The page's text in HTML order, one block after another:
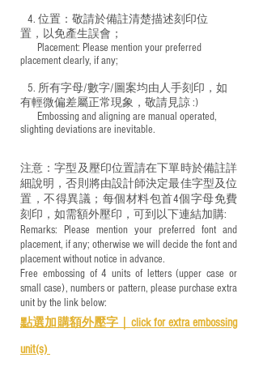
4. 位置：敬請於備註清楚描述刻印位
置，以免產生誤會；
​ Placement: Please mention your preferred
placement clearly, if any;
5. 所有字母/數字/圖案均由人手刻印，如
有輕微偏差屬正常現象，敬請見諒 :)
​ Embossing and aligning are manual operated,
slighting deviations are inevitable.
注意：字型及壓印位置請在下單時於備註詳
細說明，否則將由設計師決定最佳字型及位
置，不得異議；每個材料包首4個字母免費
刻印，如需額外壓印，可到以下連結加購:
Remarks: Please mention your preferred font and
placement, if any; otherwise we will decide the font and
placement without notice in advance.
Free embossing of 4 units of letters (upper case or
small case), numbers or pattern, please purchase extra
unit by the link below:
點選加購額外壓字｜ click for extra embossing
unit(s)